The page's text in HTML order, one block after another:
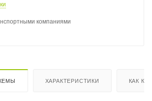
компаниями
ХАРАКТЕРИСТИКИ КАК